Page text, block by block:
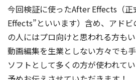
今回検証に使ったAfter Effects（
Effects”といいます）含め、アド
の人にはプロ向けと思われる方も
動画編集を生業としない方々でも
ソフトとして多くの方が使われて